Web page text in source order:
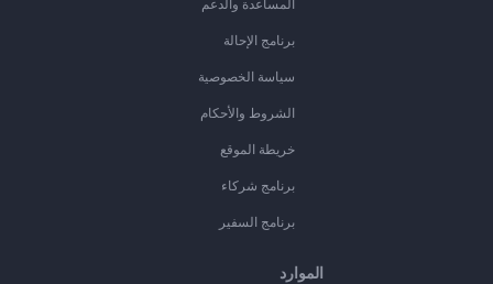
المساعدة والدعم
برنامج الإحالة
سياسة الخصوصية
الشروط والأحكام
خريطة الموقع
برنامج شركاء
برنامج السفير
الموارد